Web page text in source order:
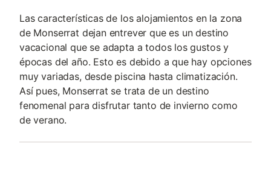
Las características de los alojamientos en la zona
de Monserrat dejan entrever que es un destino
vacacional que se adapta a todos los gustos y
épocas del año. Esto es debido a que hay opciones
muy variadas, desde piscina hasta climatización.
Así pues, Monserrat se trata de un destino
fenomenal para disfrutar tanto de invierno como
de verano.